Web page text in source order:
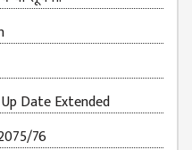
Date Extended
76